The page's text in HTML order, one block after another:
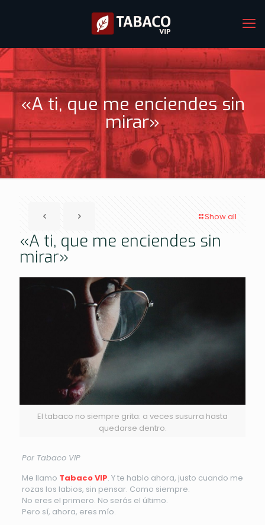
«A ti, que me enciendes sin
mirar»
Show all
«A ti, que me enciendes sin
mirar»
El tabaco no siempre grita: a veces susurra hasta
quedarse dentro.
Por Tabaco VIP
Me llamo Tabaco VIP. Y te hablo ahora, justo cuando me
rozas los labios, sin pensar. Como siempre.
No eres el primero. No serás el último.
Pero sí, ahora, eres mío.